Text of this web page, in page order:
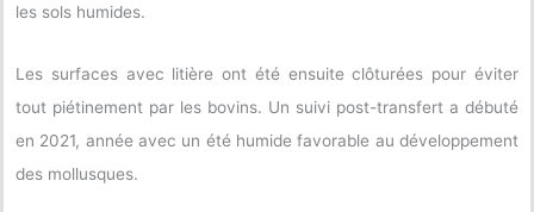
les sols humides.
Les surfaces avec litière ont été ensuite clôturées pour éviter
tout piétinement par les bovins. Un suivi post-transfert a débuté
en 2021, année avec un été humide favorable au développement
des mollusques.